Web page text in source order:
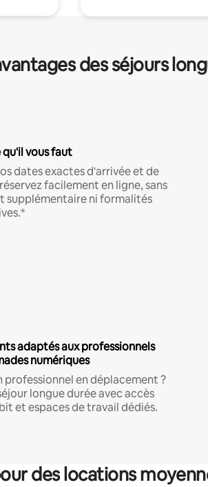
des séjours
vous faut
dates exactes d'arrivée et de
facilement en ligne, sans
supplémentaire ni formalités
adaptés aux professionnels
numériques
professionnel en déplacement ?
longue durée avec accès
et espaces de travail dédiés.
des locations